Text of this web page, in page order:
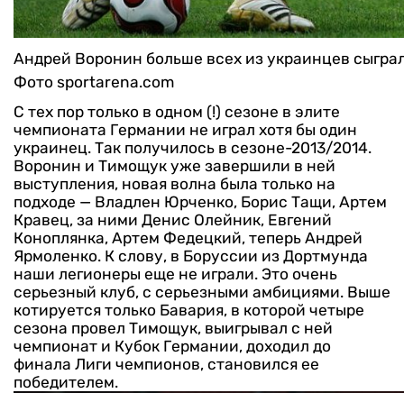
Андрей Воронин больше всех из украинцев
Фото sportarena.com
С тех пор только в одном (!) сезоне в элите
чемпионата Германии не играл хотя бы один
украинец. Так получилось в сезоне-2013/2014.
Воронин и Тимощук уже завершили в ней
выступления, новая волна была только на
подходе — Владлен Юрченко, Борис Тащи, Артем
Кравец, за ними Денис Олейник, Евгений
Коноплянка, Артем Федецкий, теперь Андрей
Ярмоленко. К слову, в Боруссии из Дортмунда
наши легионеры еще не играли. Это очень
серьезный клуб, с серьезными амбициями. Выше
котируется только Бавария, в которой четыре
сезона провел Тимощук, выигрывал с ней
чемпионат и Кубок Германии, доходил до
финала Лиги чемпионов, становился ее
победителем.